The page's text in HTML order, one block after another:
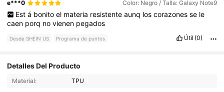
e***0 Color: Negro / Talla: Galaxy Note9
Est á bonito el materia resistente aunq los corazones se le
caen porq novienen pegados
Desde SHEIN US Programa de puntos Útil (0)
Detalles Del Producto
Material: TPU
4.92 7.9K Seguidores